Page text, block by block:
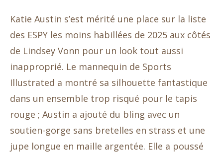
Katie Austin s’est mérité une place sur la liste
des ESPY les moins habillées de 2025 aux côtés
de Lindsey Vonn pour un look tout aussi
inapproprié. Le mannequin de Sports
Illustrated a montré sa silhouette fantastique
dans un ensemble trop risqué pour le tapis
rouge ; Austin a ajouté du bling avec un
soutien-gorge sans bretelles en strass et une
jupe longue en maille argentée. Elle a poussé